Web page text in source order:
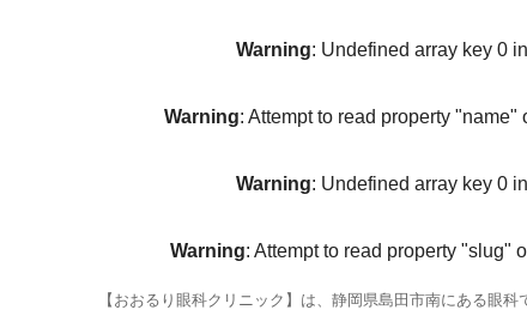
Warning: Undefined array key 0 in
Warning: Attempt to read property "name"
Warning: Undefined array key 0 in
Warning: Attempt to read property "slug"
【おおるり眼科クリニック】は、静岡県島田市南にある眼科